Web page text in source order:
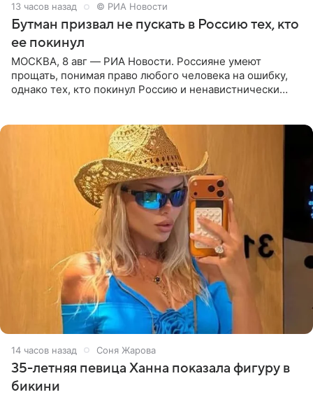
13 часов назад © РИА Новости
Бутман призвал не пускать в Россию тех, кто
ее покинул
МОСКВА, 8 авг — РИА Новости. Россияне умеют
прощать, понимая право любого человека на ошибку,
однако тех, кто покинул Россию и ненавистнически
14 часов назад Соня Жарова
35-летняя певица Ханна показала фигуру в
бикини